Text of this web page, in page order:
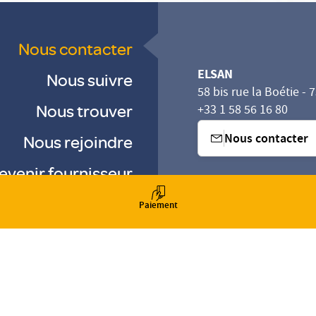
paramètres de confidentialité, en garantissant la
Paiement
Nous contacter
Nous suivre
Nous trouver
Nous rejoindre
fournisseur
ELSAN
58 bis rue la Boétie -
+33 1 58 56 16 80
Nous contacter
Droits & Devoirs-Agence digitale : VOID